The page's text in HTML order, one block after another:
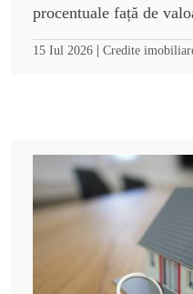
procentuale față de
15 Iul 2026 | Credite